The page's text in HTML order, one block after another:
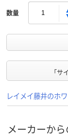
数量
「サ
レイメイ藤井のホ
メーカーか